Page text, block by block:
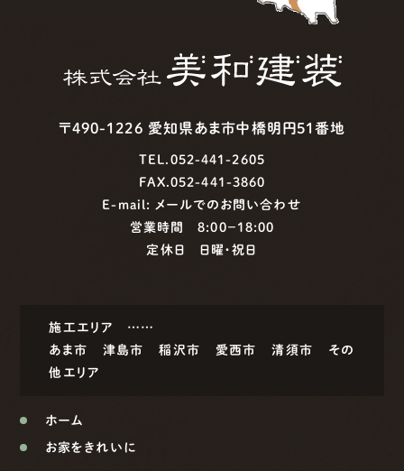
〒490-1226 愛知県あま市中橋明円51番地
TEL.052-441-2605
FAX.052-441-3860
E-mail: メールでのお問い合わせ
営業時間 8:00−18:00
定休日 日曜・祝日
施工エリア ……
あま市
津島市 稲沢市 愛西市 清須市
その
他エリア
ホーム
お家をきれいに